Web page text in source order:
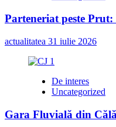
Parteneriat peste
actualitatea 31 iulie 2026
De interes
Uncategorized
Gara Fluvială din